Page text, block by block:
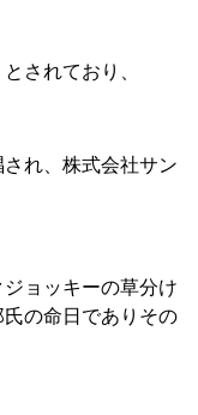
されており、
れ、株式会社サン
ョッキーの草分け
の命日でありその